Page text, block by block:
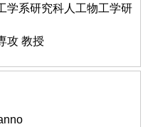
学系研究科人工物工学研
攻 教授